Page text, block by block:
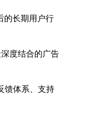
的长期用户行
度结合的广告
馈体系、支持